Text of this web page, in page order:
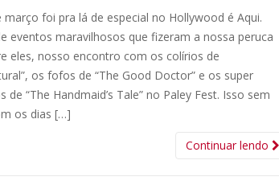
março foi pra lá de especial no Hollywood é Aqui.
eventos maravilhosos que fizeram a nossa peruca
eles, nosso encontro com os colírios de
os fofos de “The Good Doctor” e os super
de “The Handmaid’s Tale” no Paley Fest. Isso sem
os dias […]
Continuar lendo